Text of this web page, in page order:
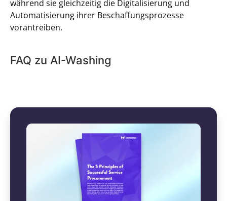
während sie gleichzeitig die Digitalisierung und
Automatisierung ihrer Beschaffungsprozesse
vorantreiben.
FAQ zu AI-Washing